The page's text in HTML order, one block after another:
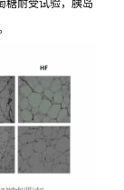
糖耐受试验，胰岛